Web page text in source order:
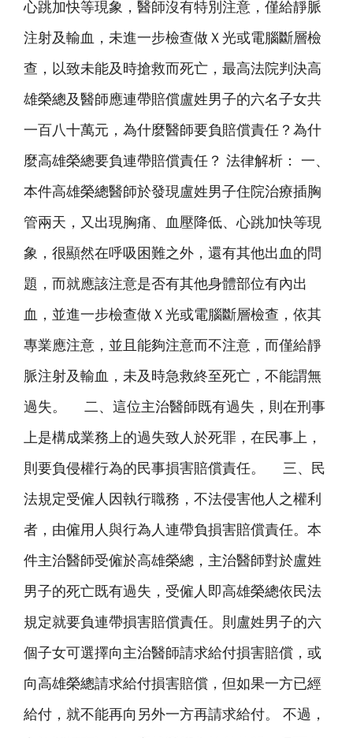
心跳加快等現象，醫師沒有特別注意，僅給靜脈
注射及輸血，未進一步檢查做Ｘ光或電腦斷層檢
查，以致未能及時搶救而死亡，最高法院判決高
雄榮總及醫師應連帶賠償盧姓男子的六名子女共
一百八十萬元，為什麼醫師要負賠償責任？為什
麼高雄榮總要負連帶賠償責任？ 法律解析： 一、
本件高雄榮總醫師於發現盧姓男子住院治療插胸
管兩天，又出現胸痛、血壓降低、心跳加快等現
象，很顯然在呼吸困難之外，還有其他出血的問
題，而就應該注意是否有其他身體部位有內出
血，並進一步檢查做Ｘ光或電腦斷層檢查，依其
專業應注意，並且能夠注意而不注意，而僅給靜
脈注射及輸血，未及時急救終至死亡，不能謂無
過失。 二、這位主治醫師既有過失，則在刑事
上是構成業務上的過失致人於死罪，在民事上，
則要負侵權行為的民事損害賠償責任。 三、民
法規定受僱人因執行職務，不法侵害他人之權利
者，由僱用人與行為人連帶負損害賠償責任。本
件主治醫師受僱於高雄榮總，主治醫師對於盧姓
男子的死亡既有過失，受僱人即高雄榮總依民法
規定就要負連帶損害賠償責任。則盧姓男子的六
個子女可選擇向主治醫師請求給付損害賠償，或
向高雄榮總請求給付損害賠償，但如果一方已經
給付，就不能再向另外一方再請求給付。 不過，